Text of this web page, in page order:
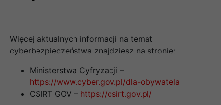
Więcej aktualnych informacji na temat
cyberbezpieczeństwa znajdziesz na stronie:
Ministerstwa Cyfryzacji –
https://www.cyber.gov.pl/dla-obywatela
CSIRT GOV – https://csirt.gov.pl/